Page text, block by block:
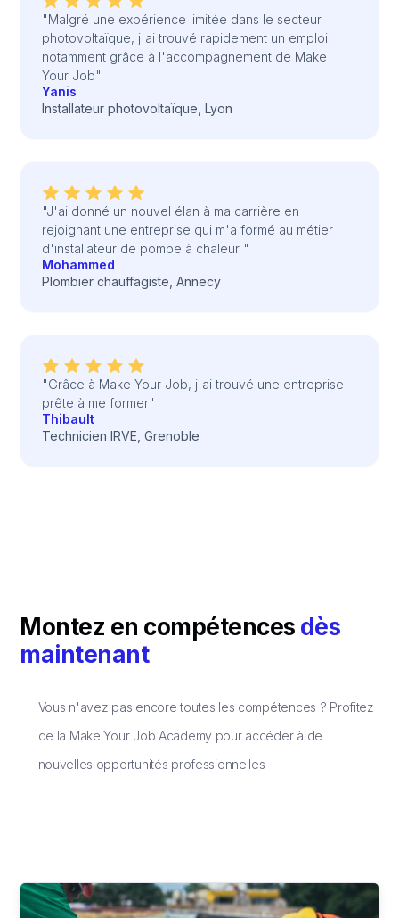
"Malgré une expérience limitée dans le secteur
photovoltaïque, j'ai trouvé rapidement un emploi
notamment grâce à l'accompagnement de Make
Your Job"
Yanis
Installateur photovoltaïque, Lyon
"J'ai donné un nouvel élan à ma carrière en
rejoignant une entreprise qui m'a formé au métier
d'installateur de pompe à chaleur "
Mohammed
Plombier chauffagiste, Annecy
"Grâce à Make Your Job, j'ai trouvé une entreprise
prête à me former"
Thibault
Technicien IRVE, Grenoble
Montez en compétences dès
maintenant
Vous n'avez pas encore toutes les compétences ? Profitez
de la Make Your Job Academy pour accéder à de
nouvelles opportunités professionnelles